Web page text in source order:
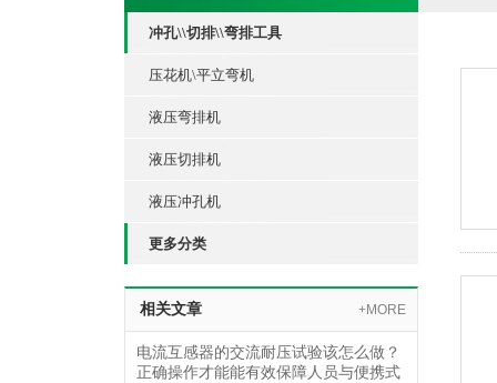
冲孔\\切排\\弯排工具
压花机\平立弯机
液压弯排机
液压切排机
液压冲孔机
更多分类
相关文章 +MORE
电流互感器的交流耐压试验该怎么做？
正确操作才能能有效保障人员与便携式